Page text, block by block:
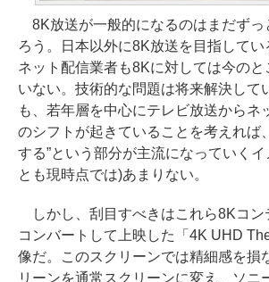
8K放送が一般的になるのはまだずっ
ろう。日本以外に8K放送を目指してい
ネット配信業者も8Kに対しては今のと
いない。技術的な問題は将来解決して
も、若年層を中心にテレビ放送からネ
のシフトが起きていることを考えれば
する”という部分が主流になっていくイ
とも現時点では)あまりない。
しかし、刮目すべきはこれら8Kコン
コンバートして上映した「4K UHD
像だ。このスクリーンでは精細感を損
リーンを通常スクリーンに変え、ソニ